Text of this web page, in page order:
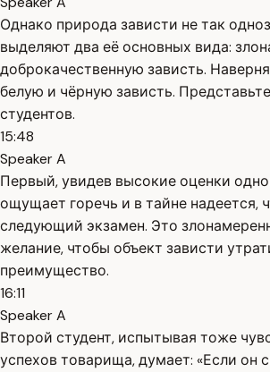
Однако природа зависти не так
выделяют два её основных вида:
доброкачественную зависть.
белую и чёрную зависть.
студентов.
15:48
Speaker A
Первый, увидев высокие оценки
ощущает горечь и в тайне надеется,
следующий экзамен. Это
желание, чтобы объект зависти
преимущество.
16:11
Speaker A
Второй студент, испытывая тоже
успехов товарища, думает: «Если он